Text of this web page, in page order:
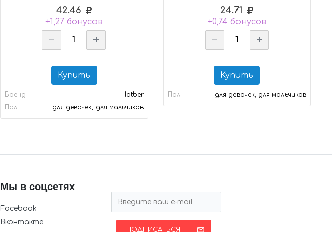
42.46
+1,27 бонусов
Купить
Бренд
Hatber
Пол
для девочек, для мальчиков
24.71
+0,74 бонусов
Купить
Пол для девочек, для мальчиков
Мы в соцсетях
Facebook
Вконтакте
ПОДПИСАТЬСЯ